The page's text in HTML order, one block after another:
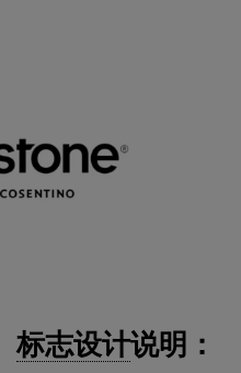
标志设计说明：